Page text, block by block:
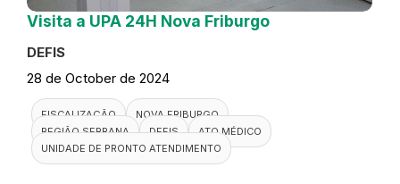
Visita a UPA 24H Nova Friburgo
DEFIS
28 de October de 2024
FISCALIZAÇÃO
NOVA FRIBURGO
REGIÃO SERRANA
DEFIS
ATO MÉDICO
UNIDADE DE PRONTO ATENDIMENTO